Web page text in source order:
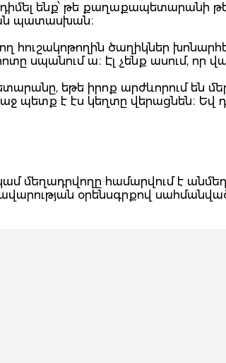
դիմել ենք՝ թե քաղաքապետարանի
պատասխան։
հուշակոթողին ծաղիկներ
սպանում ա։ Էլ չենք ասում, որ
եթե իրոք արժևորում են մեր
պետք է էս կեղտը վերացնեն։ Եվ
մեղադրվողը համարվում է
օրենսգրքով